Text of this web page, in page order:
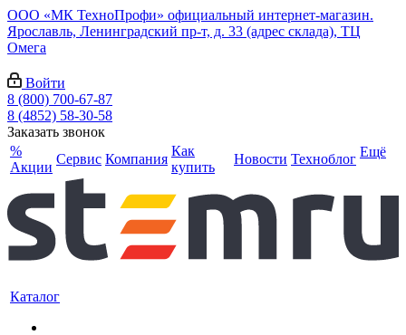
ООО «МК ТехноПрофи» официальный интернет-магазин.
Ярославль, Ленинградский пр-т, д. 33 (адрес склада), ТЦ
Омега
Войти
8 (800) 700-67-87
8 (4852) 58-30-58
Заказать звонок
%
Акции
Сервис Компания
Как
купить
Новости Техноблог Ещё
Каталог